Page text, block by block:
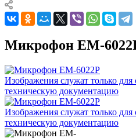
Микрофон EM-
Изображения служат только для
техническую документацию
Изображения служат только для
техническую документацию